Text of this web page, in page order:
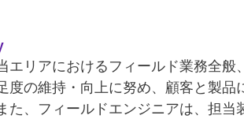
エリアにおけるフィールド業務全
度の維持・向上に努め、顧客と製品
た、フィールドエンジニアは、担当